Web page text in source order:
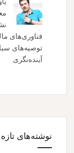
فناوری‌های
توصیه‌های
آینده‌نگری
نوشته‌های تازه